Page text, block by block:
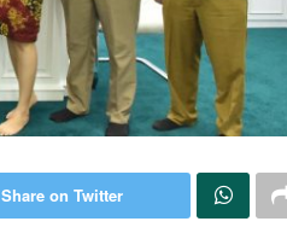
Share on Twitter